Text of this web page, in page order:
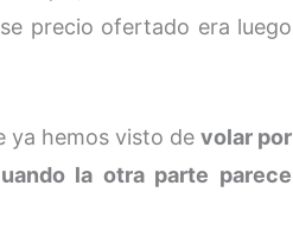
precio ofertado era luego
ya hemos visto de volar por
la otra parte parece